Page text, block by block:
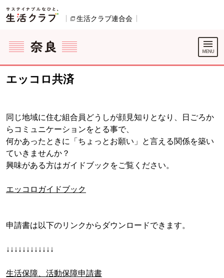
ページの先頭です。
生活クラブ連合会
ここからサイト内共通メニューです。
サイト内共通メニューをスキップする
サイト内共通メニューここまで。
エッコロ共済
同じ地域に住む組合員どうしが顔見知りとなり、日ごろか
らコミュニケーションをとる事で、
何かあったときに「ちょっとお願い」と言える関係を築い
ていきませんか？
興味がある方はガイドブックをご覧ください。
エッコロガイドブック
申請書は以下のリンクからダウンロードできます。
↓↓↓↓↓↓↓↓↓↓↓↓
生活保障、活動保障申請書